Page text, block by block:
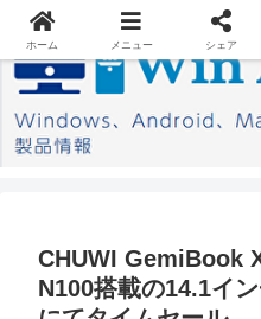
CHUWI GemiBook
N100搭載の14.1イ
ホーム メニュー シェア